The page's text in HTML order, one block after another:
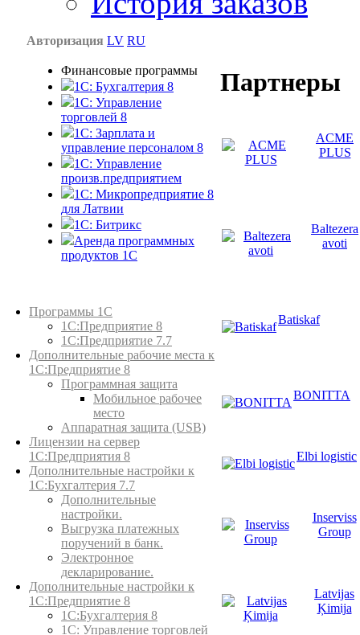
Авторизация LV RU
Финансовые программы
1С: Бухгалтерия 8
1C: Управление
торговлей 8
1C: Зарплата и
управление персоналом 8
1C: Управление
произв.предприятием
1С: Микропредприятие 8
для Латвии
1C: Битрикс
Аренда программных
продуктов 1С
Программы 1С
1С:Предприятие 8
1С:Предприятие 7.7
Дополнительные рабочие места к
1С:Предприятие 8
Программная защита
Мобильное рабочее
место
Аппаратная защита (USB)
Лицензии на сервер
1С:Предприятия 8
Дополнительные настройки к
1С:Бухгалтерия 7.7
Дополнительные
настройки.
Выгрузка платежных
поручений в банк.
Электронное
декларирование.
Дополнительные настройки к
1С:Предприятие 8
1С:Бухгалтерия 8
1C: Управление торговлей
Партнеры
ACME
PLUS
Baltezera
avoti
Batiskaf
BONITTA
Elbi logistic
Inserviss
Group
Latvijas
Ķimija